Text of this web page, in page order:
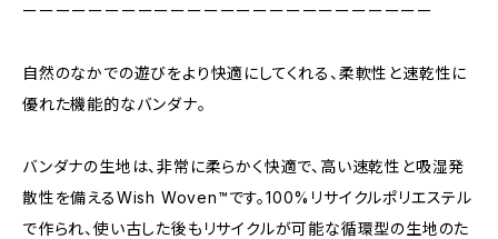
ーーーーーーーーーーーーーーーーーーーーーーーーー
自然のなかでの遊びをより快適にしてくれる、柔軟性と速乾性に
優れた機能的なバンダナ。
バンダナの生地は、非常に柔らかく快適で、高い速乾性と吸湿発
散性を備えるWish Woven™です。100%リサイクルポリエステル
で作られ、使い古した後もリサイクルが可能な循環型の生地のた